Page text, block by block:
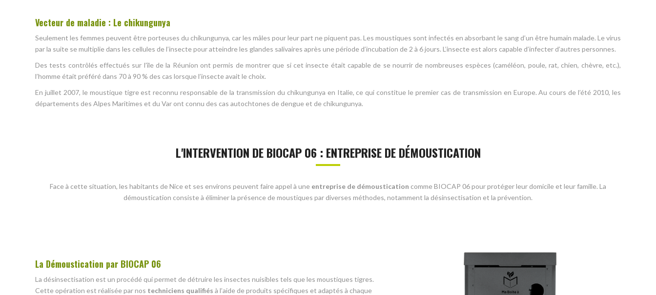
Vecteur de maladie : Le chikungunya
Seulement les femmes peuvent être porteuses du chikungunya, car les mâles pour leur part ne piquent pas. Les moustiques sont infectés en absorbant le sang d’un être humain malade. Le virus
par la suite se multiplie dans les cellules de l’insecte pour atteindre les glandes salivaires après une période d’incubation de 2 à 6 jours. L’insecte est alors capable d’infecter d’autres personnes.
Des tests contrôlés effectués sur l’île de la Réunion ont permis de montrer que si cet insecte était capable de se nourrir de nombreuses espèces (caméléon, poule, rat, chien, chèvre, etc.),
l’homme était préféré dans 70 à 90 % des cas lorsque l’insecte avait le choix.
En juillet 2007, le moustique tigre est reconnu responsable de la transmission du chikungunya en Italie, ce qui constitue le premier cas de transmission en Europe. Au cours de l’été 2010, les
départements des Alpes Maritimes et du Var ont connu des cas autochtones de dengue et de chikungunya.
L'INTERVENTION DE BIOCAP 06 : ENTREPRISE DE DÉMOUSTICATION
Face à cette situation, les habitants de Nice et ses environs peuvent faire appel à une entreprise de démoustication comme BIOCAP 06 pour protéger leur domicile et leur famille. La
démoustication consiste à éliminer la présence de moustiques par diverses méthodes, notamment la désinsectisation et la prévention.
La Démoustication par BIOCAP 06
La désinsectisation est un procédé qui permet de détruire les insectes nuisibles tels que les moustiques tigres.
Cette opération est réalisée par nos techniciens qualifiés à l’aide de produits spécifiques et adaptés à chaque